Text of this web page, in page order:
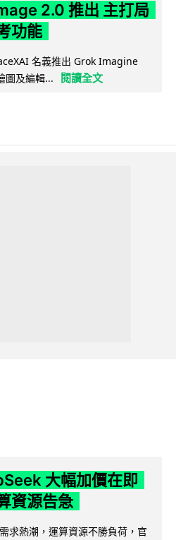
2.0 推出 主打局
功能
名義推出 Grok Imagine
圖及編輯...
閱讀全文
大幅加價在即
資源告急
求熱潮，運算資源不勝負荷，官